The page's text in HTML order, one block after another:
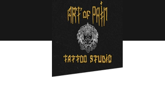
Перейти к основному содержанию
Строка